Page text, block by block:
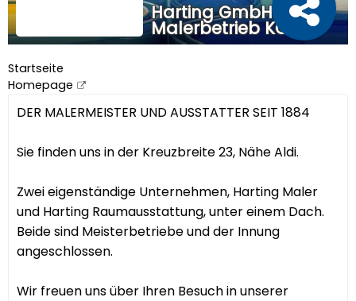
Harting GmbH & Co.
Malerbetrieb KG
Startseite
Homepage
DER MALERMEISTER UND AUSSTATTER SEIT 1884
Sie finden uns in der Kreuzbreite 23, Nähe Aldi.
Zwei eigenständige Unternehmen, Harting Maler
und Harting Raumausstattung, unter einem Dach.
Beide sind Meisterbetriebe und der Innung
angeschlossen.
Wir freuen uns über Ihren Besuch in unserer